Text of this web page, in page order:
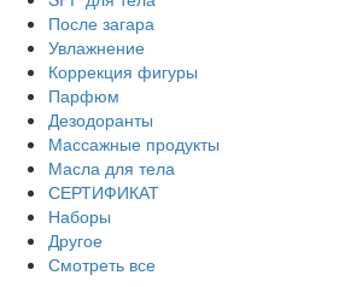
После загара
Увлажнение
Коррекция фигуры
Парфюм
Дезодоранты
Массажные продукты
Масла для тела
СЕРТИФИКАТ
Наборы
Другое
Смотреть все